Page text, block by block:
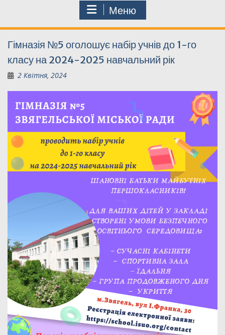
Меню
НОВИНИ
Гімназія №5 оголошує набір учнів до 1-го
класу на 2024-2025 навчальний рік
2 Квітня, 2024